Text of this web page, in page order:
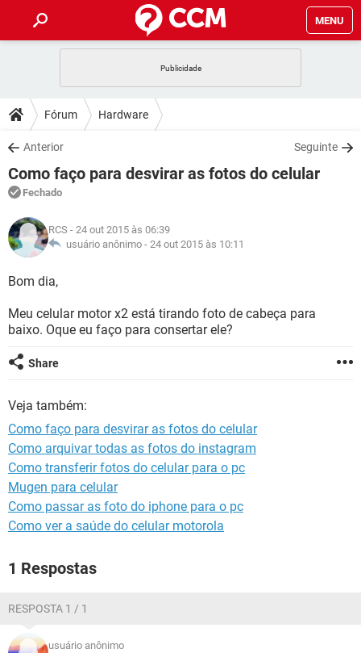
MENU
CELULAR
OUTLOOK
INSTAGRAM GMAIL
GUIA DE COMPRAS
DICAS
JOGOS
OUTLOOK
INSTAGRAM
GUIA DE COMPRAS
DOWNLOADS
JOGOS WHATSAPP
CELULAR
OUTLOOK
INSTAGRAM
GUIA DE COMPRAS
FÓRUM
JOGOS
CELULAR FACEBOOK
GUIA DE COMPRAS
GLOSSÁRIO
JOGOS
CELULAR
OUTLOOK EXCEL
INSTAGRAM
GUIA DE COMPRAS
Fórum Hardware
Anterior Seguinte
Como faço para desvirar as fotos do celular
Fechado
RCS - 24 out 2015 às 06:39
usuário anônimo - 24 out 2015 às 10:11
Bom dia,
Meu celular motor x2 está tirando foto de cabeça para
baixo. Oque eu faço para consertar ele?
Share
Veja também:
Como faço para desvirar as fotos do celular
Como arquivar todas as fotos do instagram
Como transferir fotos do celular para o pc
Mugen para celular
Como passar as foto do iphone para o pc
Como ver a saúde do celular motorola
1 Respostas
RESPOSTA 1 / 1
usuário anônimo